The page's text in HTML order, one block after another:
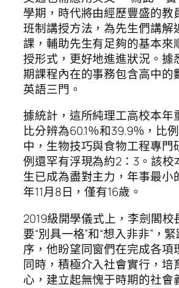
學期，時代將由經歷豐盛的教
班制講授方法，為先生們講解
課，輔助先生有足夠的基本來
授形式，更好地進進狀況。據
期課程內在的事務包含高中的
英語三門。
據統計，這所純理工高校本年
比分辨為60.1％和39.9％，比
中，生物技巧與食物工程專門
例還罕有浮現為約2：3。該校
生已成為盡對主力，年事最小
年11月8日，僅有16歲。
2019級開學儀式上，李劍閣校
要“別具一格”和“想入非非”，
序，他盼望同窗們在完成各項
同時，積極介入社會實行，培
心，建立起無愧于時期的社會